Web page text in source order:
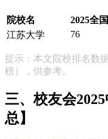
院校名 2025全
江苏大学
76
提示：本文院校排名数
榜），供参考。
三、校友会
总】